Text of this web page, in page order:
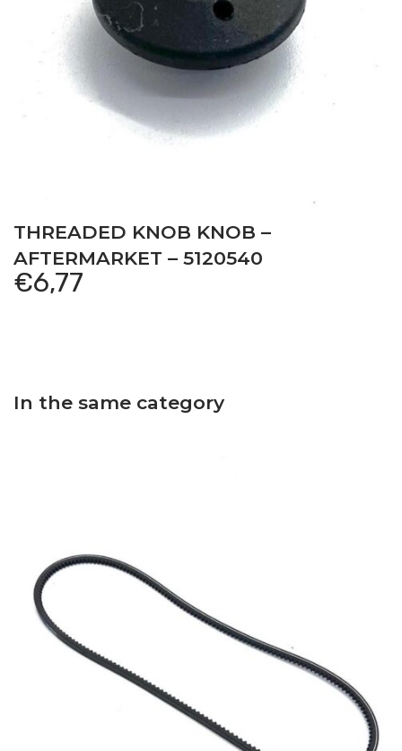
THREADED KNOB KNOB –
AFTERMARKET – 5120540
€6,77
In the same category